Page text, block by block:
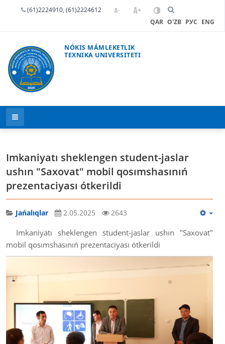
(61)2224910, (61)2224612
QAR O'ZB РУС ENG
NÓKIS MÁMLEKETLIK
TEXNIKA UNIVERSITETI
Imkaniyatı sheklengen student-jaslar
ushın "Saxovat" mobil qosımshasınıń
prezentaciyası ótkerildi
Jańalıqlar 2.05.2025 2643
Imkaniyatı sheklengen student-jaslar ushın "Saxovat"
mobil qosımshasınıń prezentaciyası ótkerildi